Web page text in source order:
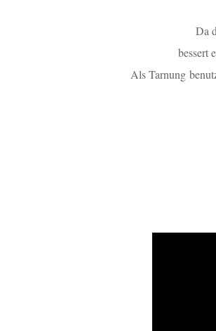
Da
bessert
Als Tarnung